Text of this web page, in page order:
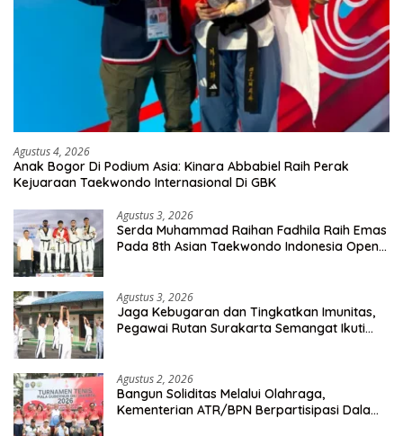
Agustus 4, 2026
Anak Bogor Di Podium Asia: Kinara Abbabiel Raih Perak
Kejuaraan Taekwondo Internasional Di GBK
Agustus 3, 2026
Serda Muhammad Raihan Fadhila Raih Emas
Pada 8th Asian Taekwondo Indonesia Open
Agustus 3, 2026
Jaga Kebugaran dan Tingkatkan Imunitas,
Pegawai Rutan Surakarta Semangat Ikuti
Agustus 2, 2026
Bangun Soliditas Melalui Olahraga,
Kementerian ATR/BPN Berpartisipasi Dalam